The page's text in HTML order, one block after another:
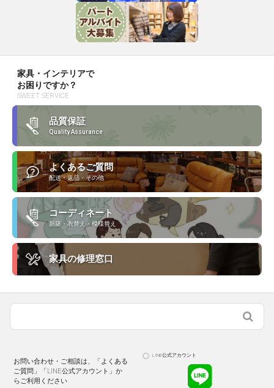
家具・インテリアで
お困りですか？
SWEET SERVICE
品質保証
Quality Assurance
よくあるご質問
配送・返品・その他
コーディネート
新築・衣替え・模様替え
家具の修理窓口
お問い合わせ・ご相談は、「よくある
ご質問」「LINE公式アカウント」か
らご利用ください
LINE公式アカウント